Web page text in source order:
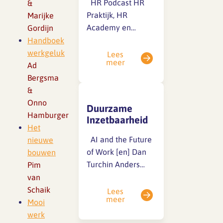
SFA magazine The Human
Factor
Boekentips
Podcasttips
&
Marijke
Gordijn
Handboek
werkgeluk
Ad
Bergsma
&
Onno
Hamburger
Het
nieuwe
bouwen
Pim
van
Schaik
Mooi
werk
Mostertman, Guido
van de Wiel e.a.
Organization Dave
Ulrich, David
HR Podcast HR
Praktijk, HR
Academy en
New Business
Radio – Work De
Werkvereniging All
About HR
Academie to
innovate HR…
Lees
meer
Duurzame
Inzetbaarheid
AI and the Future
of Work [en] Dan
Turchin Anders
[nl] paraDIGMA
groep Future of
Lees
meer